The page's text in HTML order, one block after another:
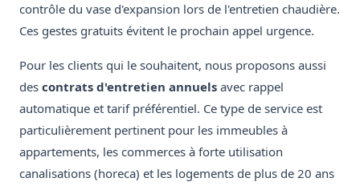
contrôle du vase d'expansion lors de l'entretien chaudière.
Ces gestes gratuits évitent le prochain appel urgence.
Pour les clients qui le souhaitent, nous proposons aussi
des contrats d'entretien annuels avec rappel
automatique et tarif préférentiel. Ce type de service est
particulièrement pertinent pour les immeubles à
appartements, les commerces à forte utilisation
canalisations (horeca) et les logements de plus de 20 ans